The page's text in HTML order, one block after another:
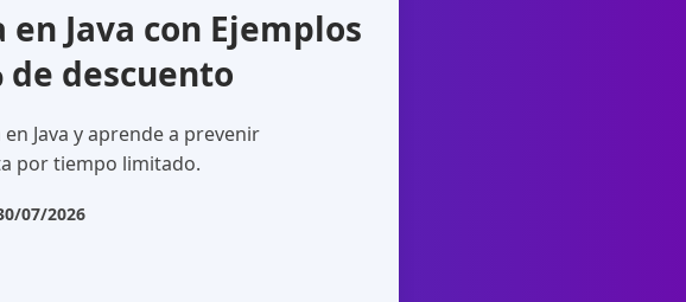
Java con Ejemplos
de descuento
Java y aprende a prevenir
por tiempo limitado.
07/2026